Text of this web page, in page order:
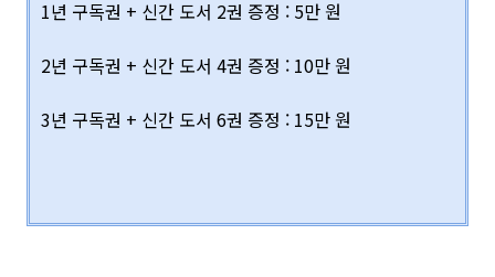
1년 구독권 + 신간 도서 2권 증정 : 5만 원
2년 구독권 + 신간 도서 4권 증정 : 10만 원
3년 구독권 + 신간 도서 6권 증정 : 15만 원